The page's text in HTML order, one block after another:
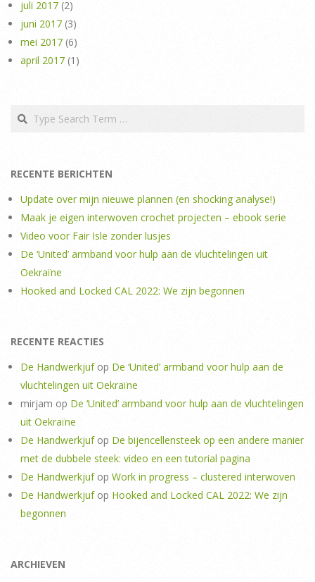
juli 2017 (2)
juni 2017 (3)
mei 2017 (6)
april 2017 (1)
Search
RECENTE BERICHTEN
Update over mijn nieuwe plannen (en shocking analyse!)
Maak je eigen interwoven crochet projecten – ebook serie
Video voor Fair Isle zonder lusjes
De ‘United’ armband voor hulp aan de vluchtelingen uit
Oekraïne
Hooked and Locked CAL 2022: We zijn begonnen
RECENTE REACTIES
De Handwerkjufop De ‘United’ armband voor hulp aan de
vluchtelingen uit Oekraïne
mirjam op De ‘United’ armband voor hulp aan de vluchtelingen
uit Oekraïne
De Handwerkjufop De bijencellensteek op een andere manier
met de dubbele steek: video en een tutorial pagina
De Handwerkjufop Work in progress – clustered interwoven
De Handwerkjufop Hooked and Locked CAL 2022: We zijn
begonnen
ARCHIEVEN